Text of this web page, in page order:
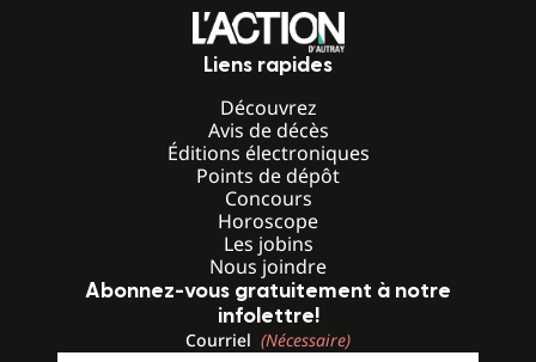
Liens rapides
Découvrez
Avis de décès
Éditions électroniques
Points de dépôt
Concours
Horoscope
Les jobins
Nous joindre
Abonnez-vous gratuitement à notre
infolettre!
Courriel (Nécessaire)